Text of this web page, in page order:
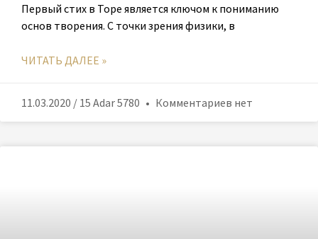
Первый стих в Торе является ключом к пониманию
основ творения. С точки зрения физики, в
ЧИТАТЬ ДАЛЕЕ »
11.03.2020 / 15 Adar 5780 Комментариев нет